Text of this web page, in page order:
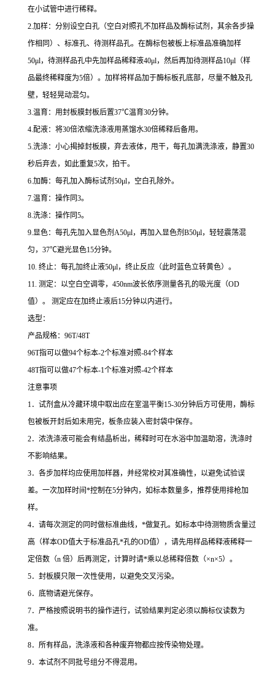
在小试管中进行稀释。
2.加样：分别设空白孔（空白对照孔不加样品及酶标试剂，其余各步操
作相同）、标准孔、待测样品孔。在酶标包被板上标准品准确加样
50μl，待测样品孔中先加样品稀释液40μl，然后再加待测样品10μl （样
品最终稀释度为5倍）。加样将样品加于酶标板孔底部，尽量不触及孔
壁，轻轻晃动混匀。
3.温育：用封板膜封板后置37℃温育30分钟。
4.配液：将30倍浓缩洗涤液用蒸馏水30倍稀释后备用。
5.洗涤：小心揭掉封板膜，弃去液体，甩干，每孔加满洗涤液，静置30
秒后弃去，如此重复5次，拍干。
6.加酶：每孔加入酶标试剂 50μl，空白孔除外。
7.温育：操作同 3。
8.洗涤：操作同 5。
9.显色：每孔先加入显色剂 A50μl，再加入显色剂 B50μl，轻轻震荡混
匀， 37℃避光显色15分钟。
10. 终止：每孔加终止液50μl，终止反应（此时蓝色立转黄色）。
11. 测定：以空白空调零， 450nm波长依序测量各孔的吸光度（OD
值）。
测定应在加终止液后15分钟以内进行。
选型：
产品规格： 96T/48T
96T指可以做94个标本-2个标准对照-84个样本
48T指可以做47个标本-1个标准对照-42个样本
注意事项
1．试剂盒从冷藏环境中取出应在室温平衡15-30分钟后方可使用，酶标
包被板开封后如未用完，板条应装入密封袋中保存。
2．浓洗涤液可能会有结晶析出，稀释时可在水浴中加温助溶，洗涤时
不影响结果。
3．各步加样均应使用加样器，并经常校对其准确性，以避免试验误
差。一次加样时间 *控制在5分钟内，如标本数量多，推荐使用排枪加
样。
4．请每次测定的同时做标准曲线， *做复孔。如标本中待测物质含量过
高（样本OD值大于标准品孔*孔的OD值），请先用样品稀释液稀释一
定倍数（n 倍）后再测定，计算时请*乘以总稀释倍数（×n×5）。
5．封板膜只限一次性使用，以避免交叉污染。
6．底物请避光保存。
7．严格按照说明书的操作进行，试验结果判定必须以酶标仪读数为
准。
8．所有样品，洗涤液和各种废弃物都应按传染物处理。
9．本试剂不同批号组分不得混用。